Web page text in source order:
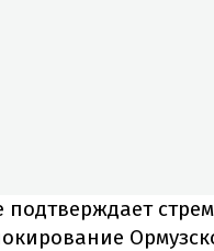
подтверждает